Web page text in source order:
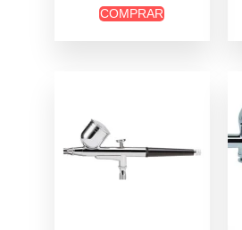
COMPRAR
through
$15.900
múltiples